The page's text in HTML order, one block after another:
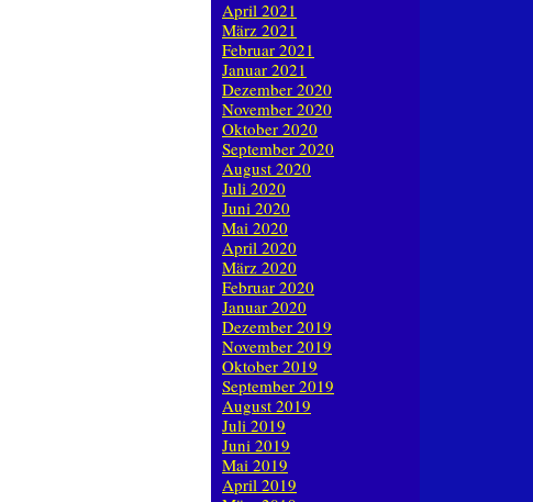
April 2021
März 2021
Februar 2021
Januar 2021
Dezember 2020
November 2020
Oktober 2020
September 2020
August 2020
Juli 2020
Juni 2020
Mai 2020
April 2020
März 2020
Februar 2020
Januar 2020
Dezember 2019
November 2019
Oktober 2019
September 2019
August 2019
Juli 2019
Juni 2019
Mai 2019
April 2019